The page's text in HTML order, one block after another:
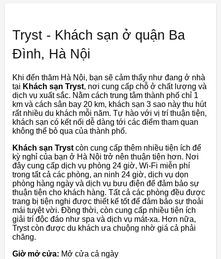
Tryst - Khách sạn ở quận Ba
Đình, Hà Nội
Khi đến thăm Hà Nội, bạn sẽ cảm thấy như đang ở nhà
tại Khách sạn Tryst, nơi cung cấp chỗ ở chất lượng và
dịch vụ xuất sắc. Nằm cách trung tâm thành phố chỉ 1
km và cách sân bay 20 km, khách sạn 3 sao này thu hút
rất nhiều du khách mỗi năm. Tự hào với vị trí thuận tiện,
khách sạn có kết nối dễ dàng tới các điểm tham quan
không thể bỏ qua của thành phố.
Khách sạn Tryst còn cung cấp thêm nhiều tiện ích để
kỳ nghỉ của bạn ở Hà Nội trở nên thuận tiện hơn. Nơi
đây cung cấp dịch vụ phòng 24 giờ, Wi-Fi miễn phí
trong tất cả các phòng, an ninh 24 giờ, dịch vụ dọn
phòng hàng ngày và dịch vụ bưu điện để đảm bảo sự
thuận tiện cho khách hàng. Tất cả các phòng đều được
trang bị tiện nghi được thiết kế tốt để đảm bảo sự thoải
mái tuyệt vời. Đồng thời, còn cung cấp nhiều tiện ích
giải trí độc đáo như spa và dịch vụ mát-xa. Hơn nữa,
Tryst còn được du khách ưa chuộng nhờ giá cả phải
chăng.
Giờ mở cửa: Mở cửa cả ngày